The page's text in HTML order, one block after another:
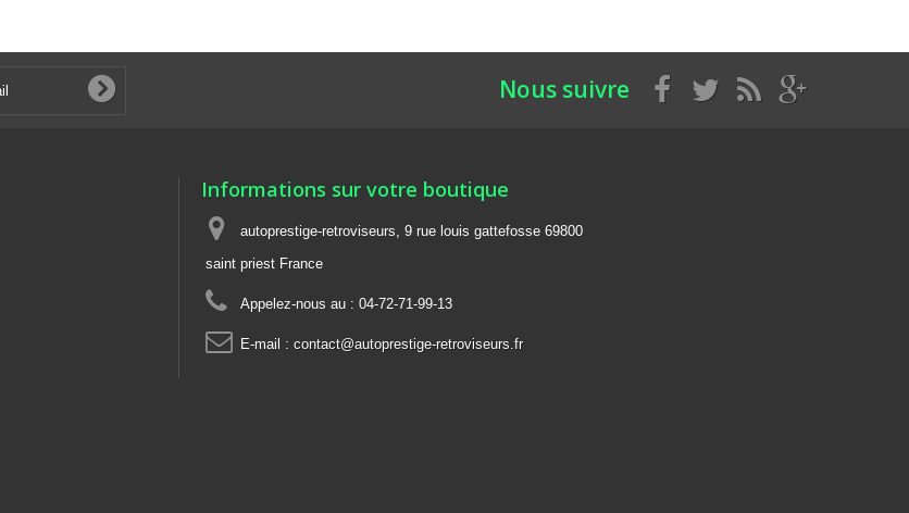
Nous suivre
Informations sur votre boutique
autoprestige-retroviseurs, 9 rue louis gattefosse 69800
saint priest France
Appelez-nous au : 04-72-71-99-13
E-mail : contact@autoprestige-retroviseurs.fr